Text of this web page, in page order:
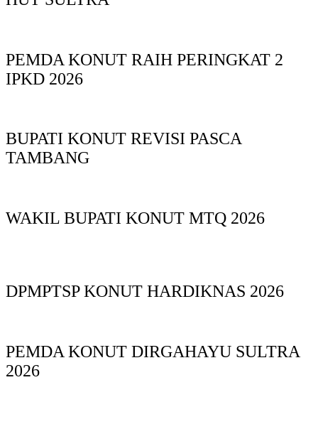
PEMDA KONUT RAIH PERINGKAT 2
IPKD 2026
BUPATI KONUT REVISI PASCA
TAMBANG
WAKIL BUPATI KONUT MTQ 2026
DPMPTSP KONUT HARDIKNAS 2026
PEMDA KONUT DIRGAHAYU SULTRA
2026